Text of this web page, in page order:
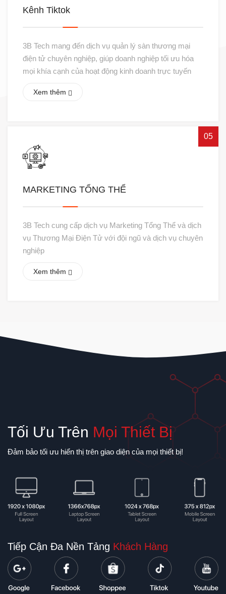
Kênh Tiktok
3B Tech mang đến dịch vụ quản lý sàn thương mại
điện tử chuyên nghiệp, giúp doanh nghiệp tối ưu hóa
mọi khía cạnh của hoạt động kinh doanh trực tuyến
Xem thêm
05
MARKETING TỔNG THỂ
3B Tech cung cấp dịch vụ Marketing Tổng Thể và dịch
vụ Thương Mại Điện Tử với đội ngũ và dịch vụ chuyên
nghiệp
Xem thêm
Tối Ưu Trên Mọi Thiết Bị
Đảm bảo tối ưu hiển thị trên giao diện của mọi thiết bị!
Tiếp Cận Đa Nền Tảng Khách Hàng